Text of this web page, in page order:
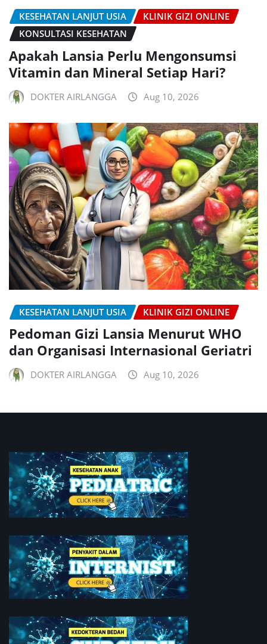
KESEHATAN LANJUT USIA
KLINIK GIZI ONLINE
KONSULTASI KESEHATAN
Apakah Lansia Perlu Mengonsumsi
Vitamin dan Mineral Setiap Hari?
DOKTER AIRLANGGA Aug 10, 2026
KESEHATAN LANJUT USIA KLINIK GIZI ONLINE
Pedoman Gizi Lansia Menurut WHO
dan Organisasi Internasional Geriatri
DOKTER AIRLANGGA Aug 10, 2026